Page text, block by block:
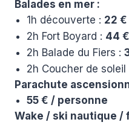
Balades en mer :
1h découverte : 22 €
2h Fort Boyard : 44 €
2h Balade du Fiers :
2h Coucher de soleil
Parachute
55 € / personne
Wake / ski nautique /